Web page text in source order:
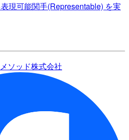
現可能関手(Representable) を実
ソッド株式会社